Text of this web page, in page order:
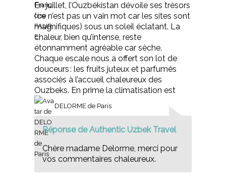
En juillet, l’Ouzbékistan dévoile ses trésors
(ce n’est pas un vain mot car les sites sont
magnifiques) sous un soleil éclatant. La
chaleur, bien qu’intense, reste
étonnamment agréable car sèche.
Chaque escale nous a offert son lot de
douceurs : les fruits juteux et parfumés
associés à l’accueil chaleureux des
Ouzbeks. En prime la climatisation est
DELORME de Paris
Réponse de Authentic Uzbek Travel
Chère madame Delorme, merci pour
vos commentaires chaleureux.